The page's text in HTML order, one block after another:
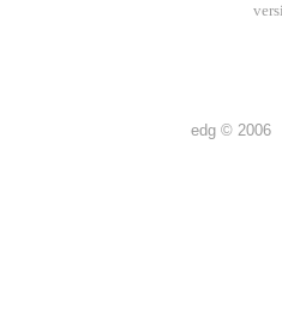
edg © 2006